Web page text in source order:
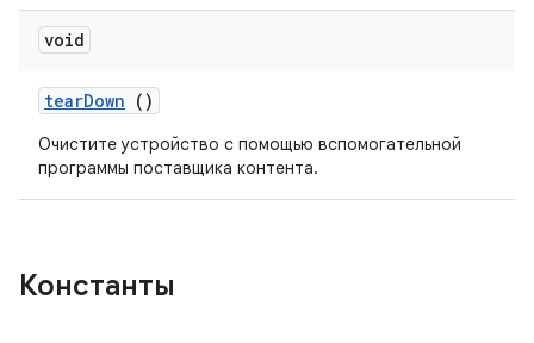
void
tearDown ()
Очистите устройство с помощью вспомогательной
программы поставщика контента.
Константы